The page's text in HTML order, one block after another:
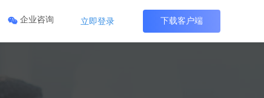
企业咨询 立即登录 下载客户端